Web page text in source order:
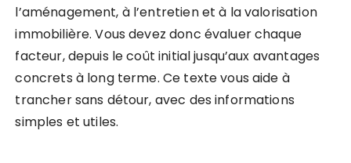
l’aménagement, à l’entretien et à la valorisation
immobilière. Vous devez donc évaluer chaque
facteur, depuis le coût initial jusqu’aux avantages
concrets à long terme. Ce texte vous aide à
trancher sans détour, avec des informations
simples et utiles.